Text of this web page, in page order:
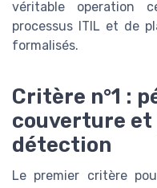
véritable operation
processus ITIL et de
formalisés.
Critère n°1 :
couverture et
détection
Le premier critère